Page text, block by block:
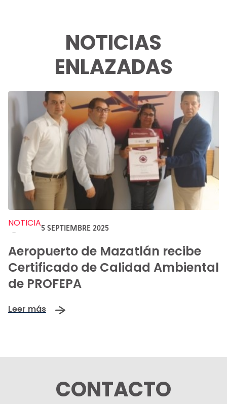
NOTICIAS
ENLAZADAS
NOTICIA
-
5 SEPTIEMBRE 2025
Aeropuerto de Mazatlán recibe
Certificado de Calidad Ambiental
de PROFEPA
Leer más
CONTACTO